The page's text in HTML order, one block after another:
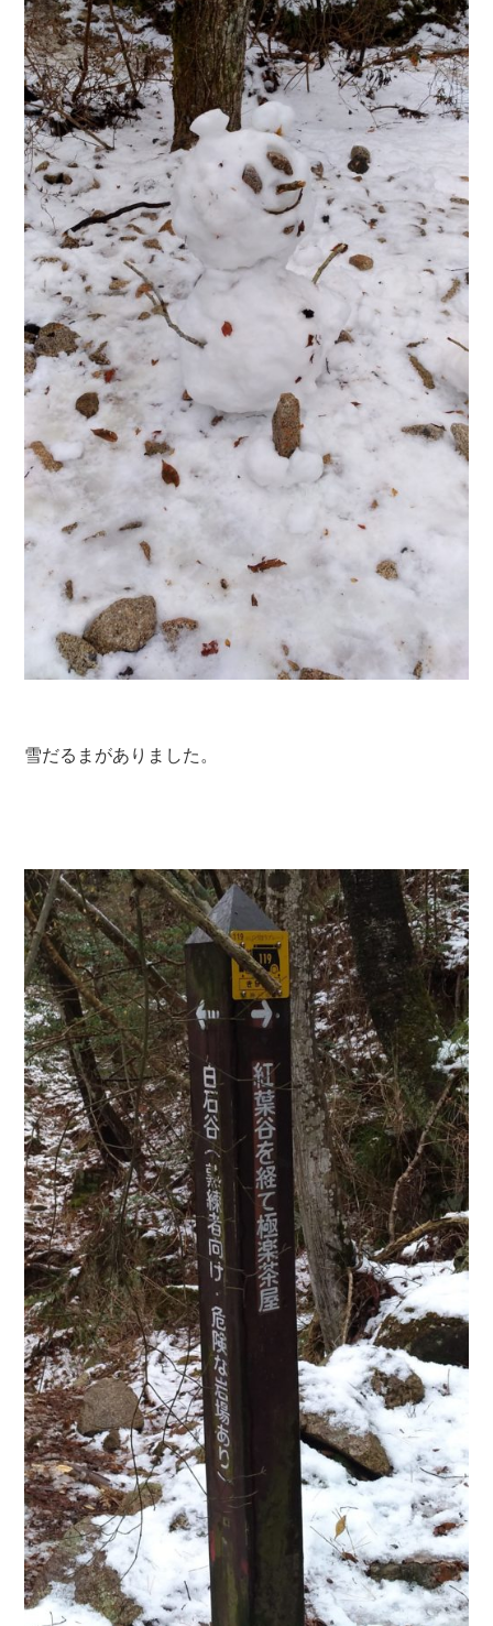
雪だるまがありました。